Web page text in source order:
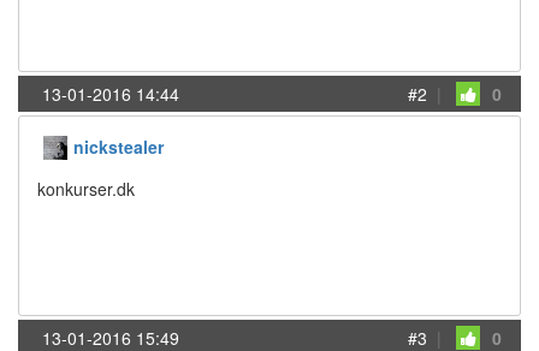
13-01-2016 14:44 #2 | 0
nickstealer
konkurser.dk
13-01-2016 15:49 #3 | 0